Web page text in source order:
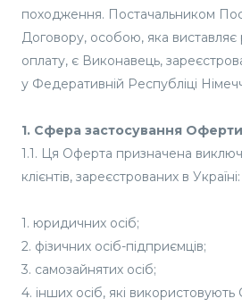
походження. Постачальником
Договору, особою, яка виставляє
оплату, є Виконавець,
у Федеративній Республіці
1. Сфера застосування Оферти
1.1. Ця Оферта призначена
клієнтів, зареєстрованих в Україні:
1. юридичних осіб;
2. фізичних осіб-підприємців;
3. самозайнятих осіб;
4. інших осіб, які